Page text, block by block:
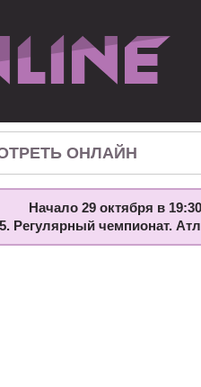
ОНЛАЙН
Начало 29 октября в
Регулярный чемпионат.